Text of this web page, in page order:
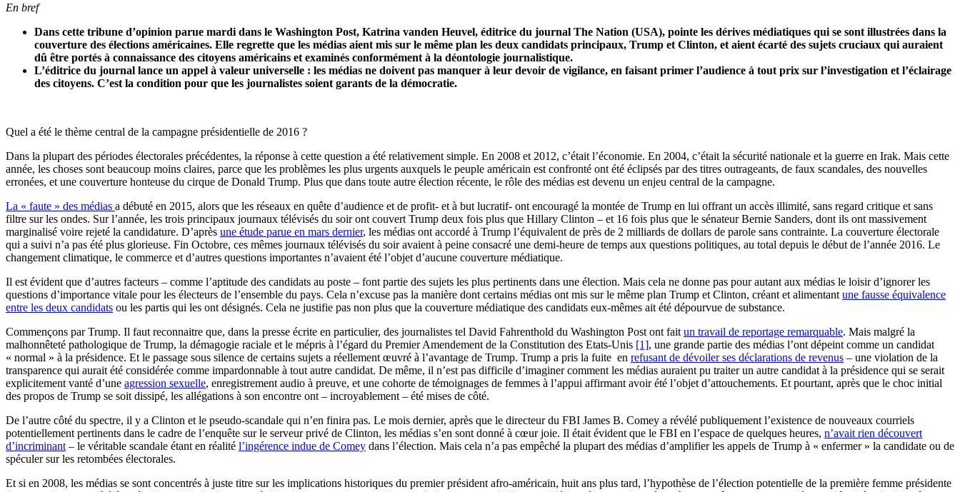
En bref
Dans cette tribune d’opinion parue mardi dans le Washington Post, Katrina vanden Heuvel, éditrice du journal The Nation (USA), pointe les dérives médiatiques qui se sont illustrées dans la
couverture des élections américaines. Elle regrette que les médias aient mis sur le même plan les deux candidats principaux, Trump et Clinton, et aient écarté des sujets cruciaux qui auraient
dû être portés à connaissance des citoyens américains et examinés conformément à la déontologie journalistique.
L’éditrice du journal lance un appel à valeur universelle : les médias ne doivent pas manquer à leur devoir de vigilance, en faisant primer l’audience à tout prix sur l’investigation et l’éclairage
des citoyens. C’est la condition pour que les journalistes soient garants de la démocratie.
Quel a été le thème central de la campagne présidentielle de 2016 ?
Dans la plupart des périodes électorales précédentes, la réponse à cette question a été relativement simple. En 2008 et 2012, c’était l’économie. En 2004, c’était la sécurité nationale et la guerre en Irak. Mais cette
année, les choses sont beaucoup moins claires, parce que les problèmes les plus urgents auxquels le peuple américain est confronté ont été éclipsés par des titres outrageants, de faux scandales, des nouvelles
erronées, et une couverture honteuse du cirque de Donald Trump. Plus que dans toute autre élection récente, le rôle des médias est devenu un enjeu central de la campagne.
La « faute » des médias a débuté en 2015, alors que les réseaux en quête d’audience et de profit- et à but lucratif- ont encouragé la montée de Trump en lui offrant un accès illimité, sans regard critique et sans
filtre sur les ondes. Sur l’année, les trois principaux journaux télévisés du soir ont couvert Trump deux fois plus que Hillary Clinton – et 16 fois plus que le sénateur Bernie Sanders, dont ils ont massivement
marginalisé voire rejeté la candidature. D’après une étude parue en mars dernier, les médias ont accordé à Trump l’équivalent de près de 2 milliards de dollars de parole sans contrainte. La couverture électorale
qui a suivi n’a pas été plus glorieuse. Fin Octobre, ces mêmes journaux télévisés du soir avaient à peine consacré une demi-heure de temps aux questions politiques, au total depuis le début de l’année 2016. Le
changement climatique, le commerce et d’autres questions importantes n’avaient été l’objet d’aucune couverture médiatique.
Il est évident que d’autres facteurs – comme l’aptitude des candidats au poste – font partie des sujets les plus pertinents dans une élection. Mais cela ne donne pas pour autant aux médias le loisir d’ignorer les
questions d’importance vitale pour les électeurs de l’ensemble du pays. Cela n’excuse pas la manière dont certains médias ont mis sur le même plan Trump et Clinton, créant et alimentant une fausse équivalence
entre les deux candidats ou les partis qui les ont désignés. Cela ne justifie pas non plus que la couverture médiatique des candidats eux-mêmes ait été dépourvue de substance.
Commençons par Trump. Il faut reconnaitre que, dans la presse écrite en particulier, des journalistes tel David Fahrenthold du Washington Post ont fait un travail de reportage remarquable. Mais malgré la
malhonnêteté pathologique de Trump, la démagogie raciale et le mépris à l’égard du Premier Amendement de la Constitution des Etats-Unis [1], une grande partie des médias l’ont dépeint comme un candidat
« normal » à la présidence. Et le passage sous silence de certains sujets a réellement œuvré à l’avantage de Trump. Trump a pris la fuite en refusant de dévoiler ses déclarations de revenus – une violation de la
transparence qui aurait été considérée comme impardonnable à tout autre candidat. De même, il n’est pas difficile d’imaginer comment les médias auraient pu traiter un autre candidat à la présidence qui se serait
explicitement vanté d’une agression sexuelle, enregistrement audio à preuve, et une cohorte de témoignages de femmes à l’appui affirmant avoir été l’objet d’attouchements. Et pourtant, après que le choc initial
des propos de Trump se soit dissipé, les allégations à son encontre ont – incroyablement – été mises de côté.
De l’autre côté du spectre, il y a Clinton et le pseudo-scandale qui n’en finira pas. Le mois dernier, après que le directeur du FBI James B. Comey a révélé publiquement l’existence de nouveaux courriels
potentiellement pertinents dans le cadre de l’enquête sur le serveur privé de Clinton, les médias s’en sont donné à cœur joie. Il était évident que le FBI en l’espace de quelques heures, n’avait rien découvert
d’incriminant – le véritable scandale étant en réalité l’ingérence indue de Comey dans l’élection. Mais cela n’a pas empêché la plupart des médias d’amplifier les appels de Trump à « enfermer » la candidate ou de
spéculer sur les retombées électorales.
Et si en 2008, les médias se sont concentrés à juste titre sur les implications historiques du premier président afro-américain, huit ans plus tard, l’hypothèse de l’élection potentielle de la première femme présidente